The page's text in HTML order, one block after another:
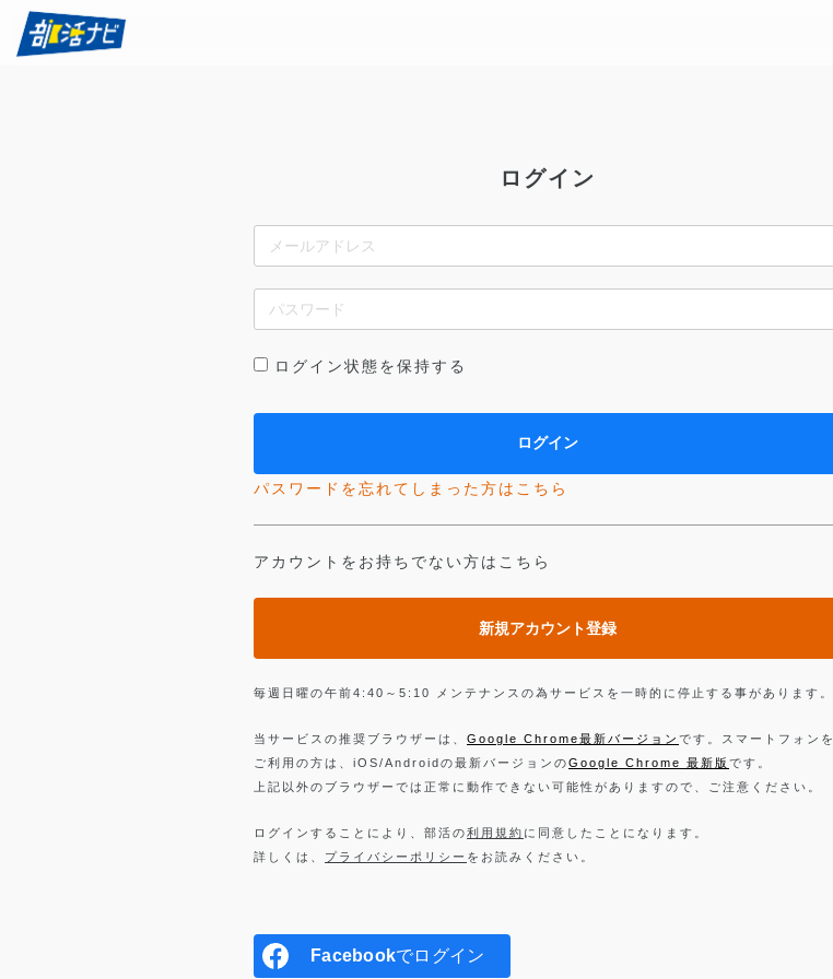
ログイン
ログイン状態を保持する
パスワードを忘れてしまった方はこちら
アカウントをお持ちでない方はこちら
新規アカウント登録
毎週日曜の午前4:40～5:10 メンテナンスの為サービスを一時的に停止する事があります。
当サービスの推奨ブラウザーは、 Google Chrome最新バージョン です。スマートフォンを
ご利用の方は、iOS/Androidの最新バージョンのGoogle Chrome 最新版 です。
上記以外のブラウザーでは正常に動作できない可能性がありますので、ご注意ください。
ログインすることにより、部活の利用規約 に同意したことになります。
詳しくは、 プライバシーポリシー をお読みください。
Facebookでログイン